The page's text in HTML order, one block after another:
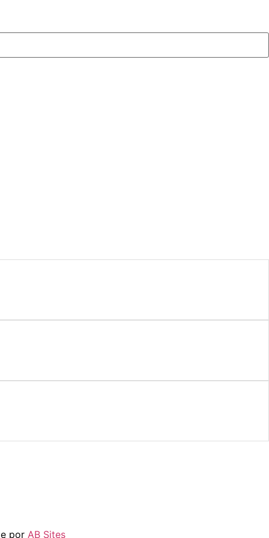
por AB Sites